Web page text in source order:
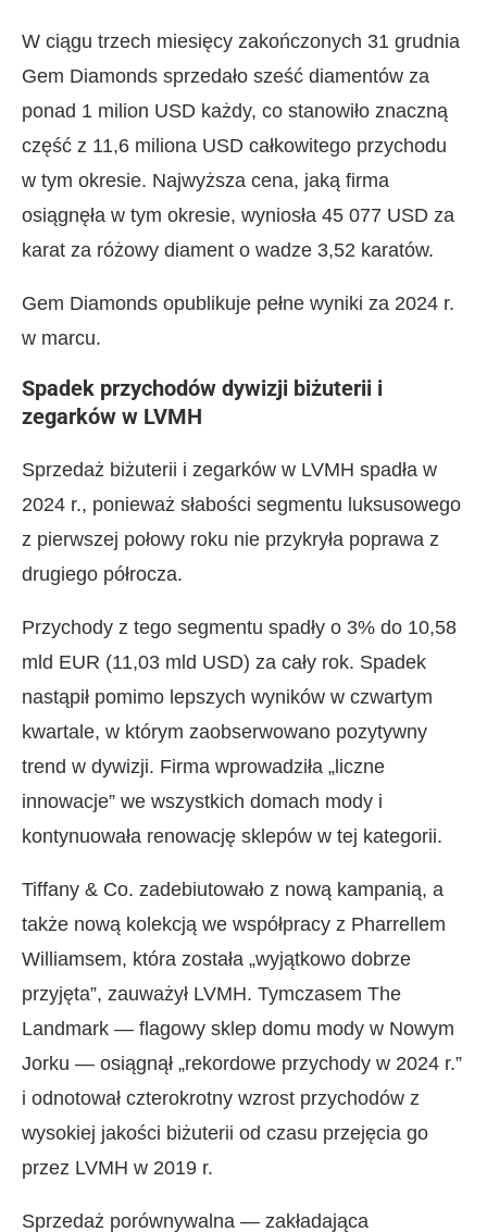
W ciągu trzech miesięcy zakończonych 31 grudnia
Gem Diamonds sprzedało sześć diamentów za
ponad 1 milion USD każdy, co stanowiło znaczną
część z 11,6 miliona USD całkowitego przychodu
w tym okresie. Najwyższa cena, jaką firma
osiągnęła w tym okresie, wyniosła 45 077 USD za
karat za różowy diament o wadze 3,52 karatów.
Gem Diamonds opublikuje pełne wyniki za 2024 r.
w marcu.
Spadek przychodów dywizji biżuterii i
zegarków w LVMH
Sprzedaż biżuterii i zegarków w LVMH spadła w
2024 r., ponieważ słabości segmentu luksusowego
z pierwszej połowy roku nie przykryła poprawa z
drugiego półrocza.
Przychody z tego segmentu spadły o 3% do 10,58
mld EUR (11,03 mld USD) za cały rok. Spadek
nastąpił pomimo lepszych wyników w czwartym
kwartale, w którym zaobserwowano pozytywny
trend w dywizji. Firma wprowadziła „liczne
innowacje” we wszystkich domach mody i
kontynuowała renowację sklepów w tej kategorii.
Tiffany & Co. zadebiutowało z nową kampanią, a
także nową kolekcją we współpracy z Pharrellem
Williamsem, która została „wyjątkowo dobrze
przyjęta”, zauważył LVMH. Tymczasem The
Landmark — flagowy sklep domu mody w Nowym
Jorku — osiągnął „rekordowe przychody w 2024 r.”
i odnotował czterokrotny wzrost przychodów z
wysokiej jakości biżuterii od czasu przejęcia go
przez LVMH w 2019 r.
Sprzedaż porównywalna — zakładająca